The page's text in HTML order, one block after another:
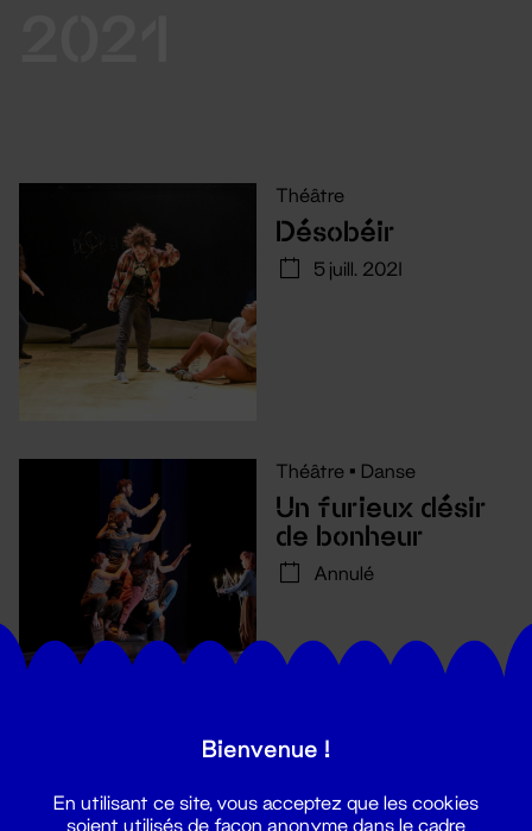
Théâtre
Désobéir
5 juill. 2021
Théâtre • Danse
Un furieux désir
de bonheur
Annulé
Bienvenue !
En utilisant ce site, vous acceptez que les cookies
soient utilisés de façon anonyme dans le cadre